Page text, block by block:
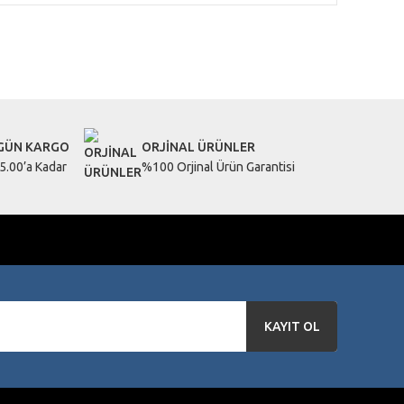
KARGO
Kadar
ORJİNAL ÜRÜNLER
%100 Orjinal Ürün Garantisi
KAYIT OL